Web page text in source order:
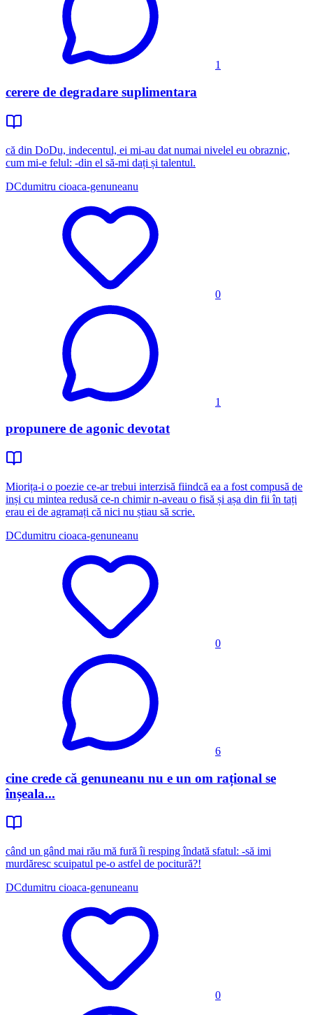
1
cerere de degradare suplimentara
că din DoDu, indecentul, ei mi-au dat numai nivelel eu obraznic,
cum mi-e felul: -din el să-mi dați și talentul.
DCdumitru cioaca-genuneanu
0
1
propunere de agonic devotat
Miorița-i o poezie ce-ar trebui interzisă fiindcă ea a fost compusă de
inși cu mintea redusă ce-n chimir n-aveau o fisă și așa din fii în tați
erau ei de agramați că nici nu știau să scrie.
DCdumitru cioaca-genuneanu
0
6
cine crede că genuneanu nu e un om rațional se
înșeala...
când un gând mai rău mă fură îi resping îndată sfatul: -să imi
murdăresc scuipatul pe-o astfel de pocitură?!
DCdumitru cioaca-genuneanu
0